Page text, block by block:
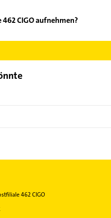
CIGO aufnehmen?
462 CIGO